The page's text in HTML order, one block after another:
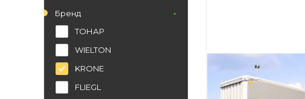
Бренд
ТОНАР
WIELTON
KRONE
FLIEGL